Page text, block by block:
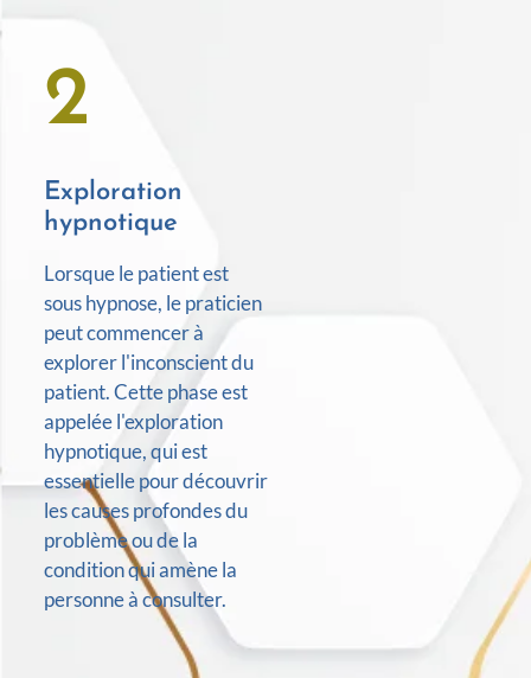
2
Exploration
hypnotique
Lorsque le patient est
sous hypnose, le praticien
peut commencer à
explorer l'inconscient du
patient. Cette phase est
appelée l'exploration
hypnotique, qui est
essentielle pour découvrir
les causes profondes du
problème ou de la
condition qui amène la
personne à consulter.